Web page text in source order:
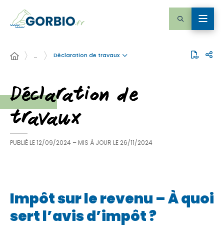
… Déclaration de travaux
Déclaration de
travaux
PUBLIÉ LE12/09/2024 – MIS À JOUR LE 26/11/2024
Impôt sur le revenu – À quoi
sert l’avis d’impôt ?